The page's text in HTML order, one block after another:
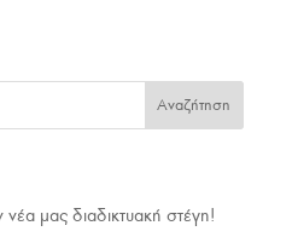
μας διαδικτυακή στέγη!